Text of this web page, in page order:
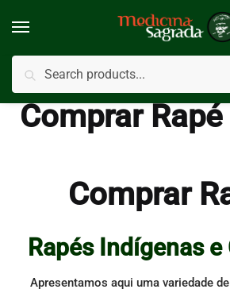
por:
Início Comprar Rapé
Comprar Rapé
Comprar
Rapés Indígenas
Apresentamos aqui uma variedade